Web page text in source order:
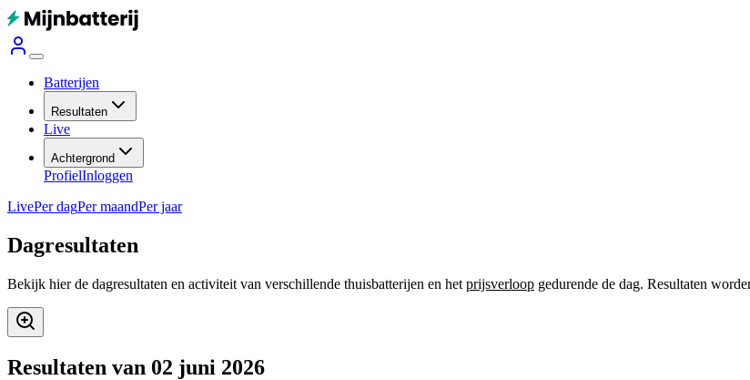
Batterijen
Resultaten
Live
Achtergrond
ProfielInloggen
LivePer dagPer maandPer jaar
Dagresultaten
Bekijk hier de dagresultaten en activiteit van verschillende thuisbatterijen en het prijsverloop gedurende de dag. Resultaten
Resultaten van 02 juni 2026